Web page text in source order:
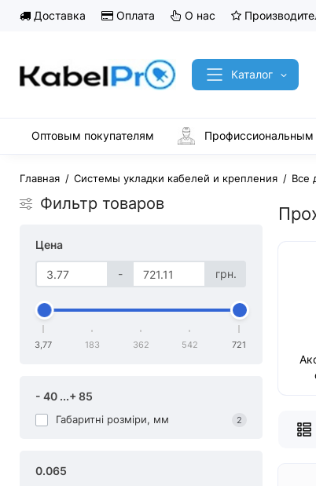
Доставка Оплата О нас
Каталог
Оптовым покупателям Профиссиональным
Главная Системы укладки кабелей и крепления Все
Фильтр товаров
Цена
- грн.
3,77 183 362 542 721
- 40 ...+ 85
Габаритні розміри, мм 2
0.065